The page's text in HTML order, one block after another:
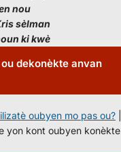
nou
sèlman
ki kwè
dekonèkte anvan
oubyen mo pas ou?
yon kont oubyen konèkte